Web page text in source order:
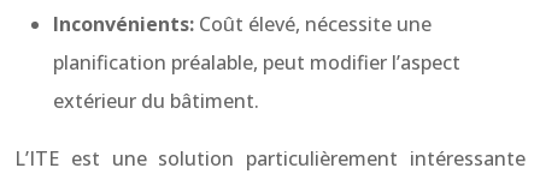
Inconvénients: Coût élevé, nécessite une
planification préalable, peut modifier l’aspect
extérieur du bâtiment.
L’ITE est une solution particulièrement intéressante